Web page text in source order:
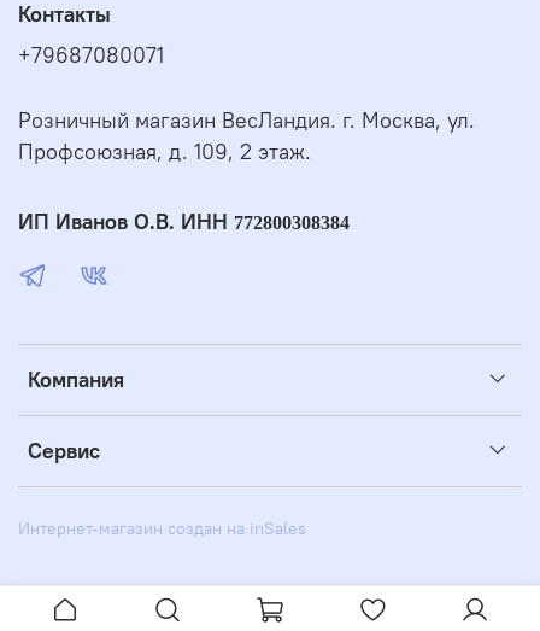
Компания
Сервис
Контакты
+79687080071
Розничный магазин ВесЛандия. г. Москва, ул.
Профсоюзная, д. 109, 2 этаж.
ИП Иванов О.В. ИНН 772800308384
Интернет-магазин создан на inSales